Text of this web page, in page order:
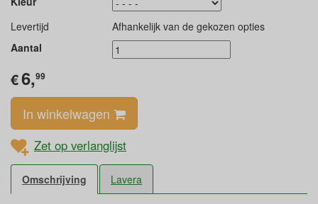
Levertijd
Afhankelijk van de gekozen opties
Aantal
€6,99
In winkelwagen
Zet op verlanglijst
Omschrijving Lavera